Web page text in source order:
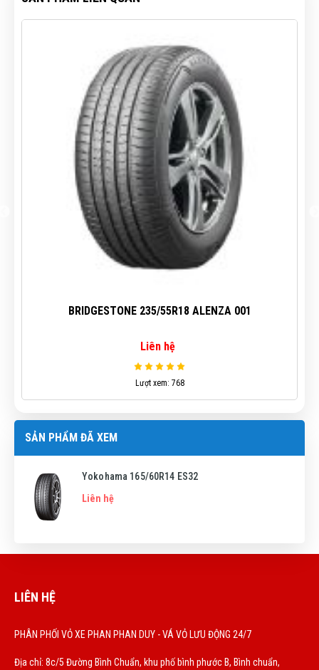
tốt
BRIDGESTONE 235/55R18 ALENZA 001
Liên hệ
Lượt xem: 768
SẢN PHẨM ĐÃ XEM
Yokohama 165/60R14 ES32
Liên hệ
LIÊN HỆ
PHÂN PHỐI VỎ XE PHAN PHAN DUY - VÁ VỎ LƯU ĐỘNG 24/7
Địa chỉ: 8c/5 Đường Bình Chuẩn, khu phố bình phước B, Bình chuẩn,